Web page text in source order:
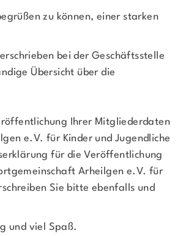
zu können, einer starken
bei der Geschäftsstelle
Übersicht über die
Ihrer Mitgliederdaten
e.V. für Kinder und Jugendliche
für die Veröffentlichung
Arheilgen e.V. für
Sie bitte ebenfalls und
und viel Spaß.